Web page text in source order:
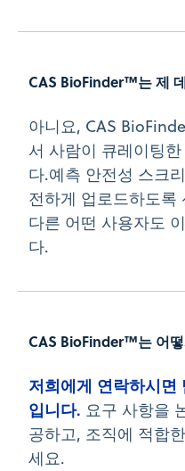
CAS BioFinder™는 제
아니요, CAS
서 사람이 큐레이팅
다.예측 안전성 스크
전하게 업로드하도록
다른 어떤 사용자도
다.
CAS BioFinder™는 어
저희에게 연락하시면
입니다. 요구 사항을
공하고, 조직에 적합
세요.